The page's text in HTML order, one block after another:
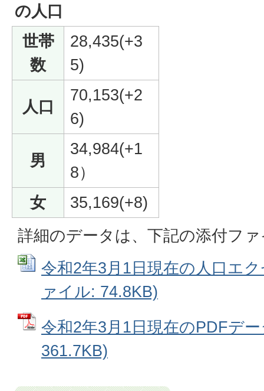
の人口
世帯
数
28,435(+3
5)
人口
70,153(+2
6)
男
34,984(+1
8）
女
35,169(+8)
詳細のデータは、下記の添付フ
令和2年3月1日現在の人口エ
ァイル: 74.8KB)
令和2年3月1日現在のPDFデ
361.7KB)